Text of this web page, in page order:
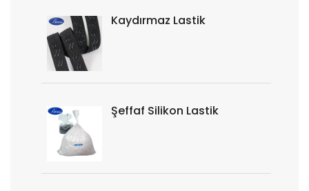
Kaydırmaz Lastik
Şeffaf Silikon Lastik